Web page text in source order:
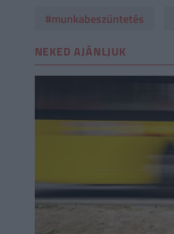
#munkabeszüntetés
NEKED AJÁNLJUK